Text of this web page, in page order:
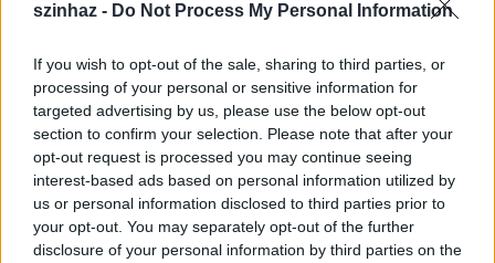
szinhaz - Do Not Process My Personal Information
If you wish to opt-out of the sale, sharing to third parties, or
processing of your personal or sensitive information for
targeted advertising by us, please use the below opt-out
section to confirm your selection. Please note that after your
opt-out request is processed you may continue seeing
interest-based ads based on personal information utilized by
us or personal information disclosed to third parties prior to
your opt-out. You may separately opt-out of the further
disclosure of your personal information by third parties on the
Épül a Dóm téri szabadtéri színpad
mtothorsi•2020. július 16.
Megkezdődött a Szegedi Szabadtéri Játékok Dóm
téri játszóhelyének építése. A fesztivál ikonikus
helyszínének számító téren elsőként ...